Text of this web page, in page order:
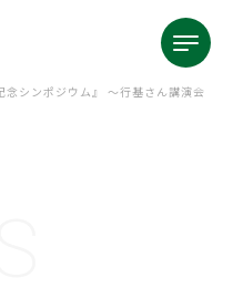
念シンポジウム』 ～行基さん講演会・